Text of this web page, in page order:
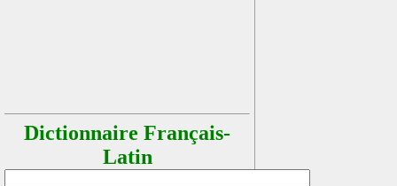
Dictionnaire Français-
Latin